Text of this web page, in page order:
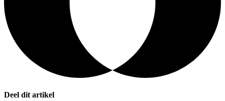
Deel dit artikel